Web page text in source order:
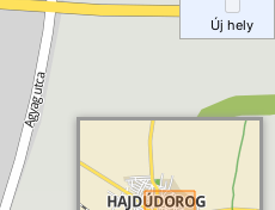
Új hely